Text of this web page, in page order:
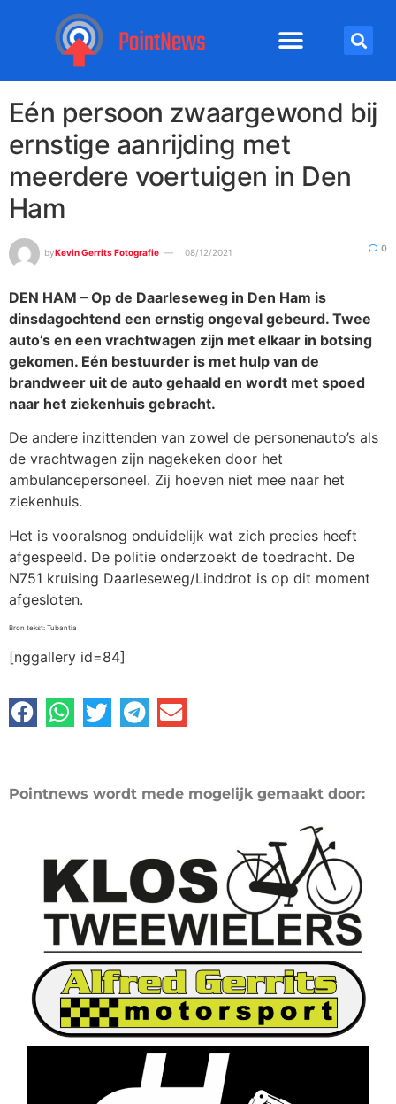
Eén persoon zwaargewond bij
ernstige aanrijding met
meerdere voertuigen in Den
Ham
byKevin Gerrits Fotografie 08/12/2021 0
DEN HAM – Op de Daarleseweg in Den Ham is
dinsdagochtend een ernstig ongeval gebeurd. Twee
auto’s en een vrachtwagen zijn met elkaar in botsing
gekomen. Eén bestuurder is met hulp van de
brandweer uit de auto gehaald en wordt met spoed
naar het ziekenhuis gebracht.
De andere inzittenden van zowel de personenauto’s als
de vrachtwagen zijn nagekeken door het
ambulancepersoneel. Zij hoeven niet mee naar het
ziekenhuis.
Het is vooralsnog onduidelijk wat zich precies heeft
afgespeeld. De politie onderzoekt de toedracht. De
N751 kruising Daarleseweg/Linddrot is op dit moment
afgesloten.
Bron tekst: Tubantia
[nggallery id=84]
Pointnews wordt mede mogelijk gemaakt door: